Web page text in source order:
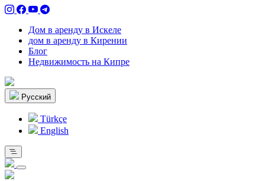
Дом в аренду в Искеле
дом в аренду в Кирении
Блог
Недвижимость на Кипре
Pусский
Türkçe
English